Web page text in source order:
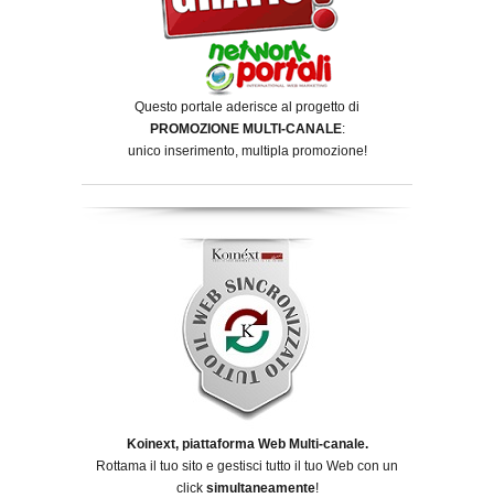
Questo portale aderisce al progetto di
PROMOZIONE MULTI-CANALE:
unico inserimento, multipla promozione!
Koinext, piattaforma Web Multi-canale.
Rottama il tuo sito e gestisci tutto il tuo Web con un
click simultaneamente!